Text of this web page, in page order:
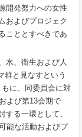
開発努力への女性
およびプロジェク
こととすべきであ
水、衛生および人
群と見なすという
に、同委員会に対
よび第13会期で
する一環として、
能な活動およびプ